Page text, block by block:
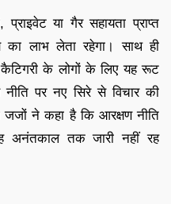
या गैर सहायता प्राप्त
लाभ लेता रहेगा। साथ ही
के लोगों के लिए यह रूट
पर नए सिरे से विचार की
ने कहा है कि आरक्षण नीति
यह अनंतकाल तक जारी नहीं रह